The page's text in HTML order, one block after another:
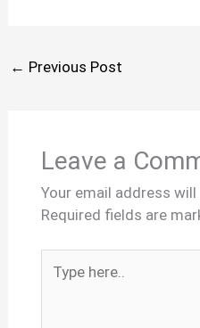
← Previous Post
Leave a
Your email address
Required fields are
here..